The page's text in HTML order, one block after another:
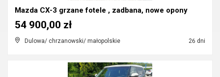
Mazda CX-3 grzane fotele , zadbana, nowe opony
Dulowa/ chrzanowski/ małopolskie 26 dni
54 900,00 zł